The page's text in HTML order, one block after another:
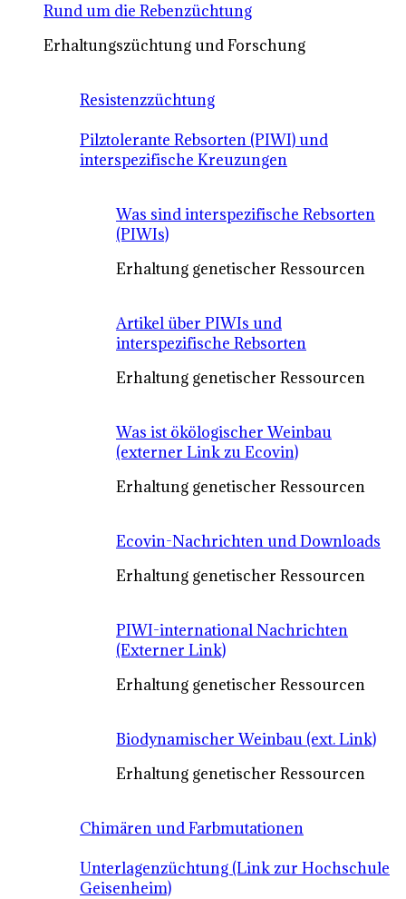
Rund um die Rebenzüchtung
Erhaltungszüchtung und Forschung
Resistenzzüchtung
Pilztolerante Rebsorten (PIWI) und
interspezifische Kreuzungen
Was sind interspezifische Rebsorten
(PIWIs)
Erhaltung genetischer Ressourcen
Artikel über PIWIs und
interspezifische Rebsorten
Erhaltung genetischer Ressourcen
Was ist ökölogischer Weinbau
(externer Link zu Ecovin)
Erhaltung genetischer Ressourcen
Ecovin-Nachrichten und Downloads
Erhaltung genetischer Ressourcen
PIWI-international Nachrichten
(Externer Link)
Erhaltung genetischer Ressourcen
Biodynamischer Weinbau (ext. Link)
Erhaltung genetischer Ressourcen
Chimären und Farbmutationen
Unterlagenzüchtung (Link zur Hochschule
Geisenheim)